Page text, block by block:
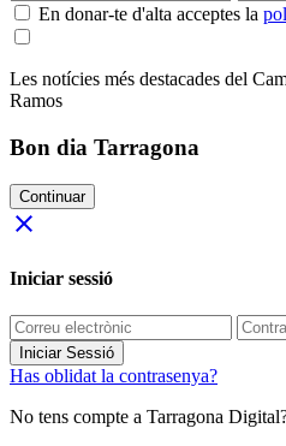
En donar-te d'alta acceptes la
Les notícies més destacades del
Ramos
Bon dia Tarragona
Continuar
close
Iniciar sessió
Iniciar Sessió
Has oblidat la contrasenya?
No tens compte a Tarragona